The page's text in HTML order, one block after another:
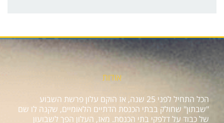
אודות
הכל התחיל לפני 25 שנה, אז הוקם עלון פרשת השבוע
"שבתון" שחולק בבתי הכנסת הדתיים הלאומיים, שקנה לו שם
של כבוד על דלפקי בתי הכנסת. מאז, העלון הפך לשבועון